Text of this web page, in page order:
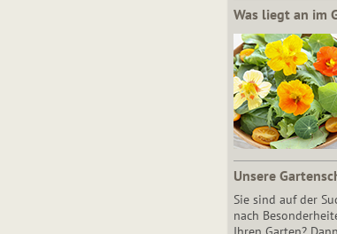
Was liegt an im
Unsere
Sie sind auf der
nach